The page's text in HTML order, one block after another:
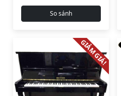
So sánh
GIẢM GIÁ!